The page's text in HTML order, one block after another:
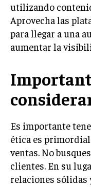
GOBIERNO
NEGOCIOS
ESTRATEGIAS
MARKETING
FRANQUICIAS
E-COMMERCE
E-COMMERCE
ESTRATEGIAS
PRECIOS
utilizando
Aprovecha las
para llegar a una
aumentar la
Es importante
ética es
ventas. No
clientes. En su
relaciones sólidas